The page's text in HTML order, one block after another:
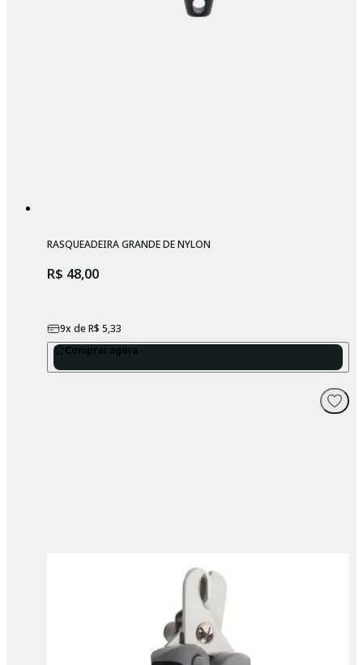
RASQUEADEIRA GRANDE DE NYLON
R$ 48,00
9x deR$ 5,33
Comprar agora